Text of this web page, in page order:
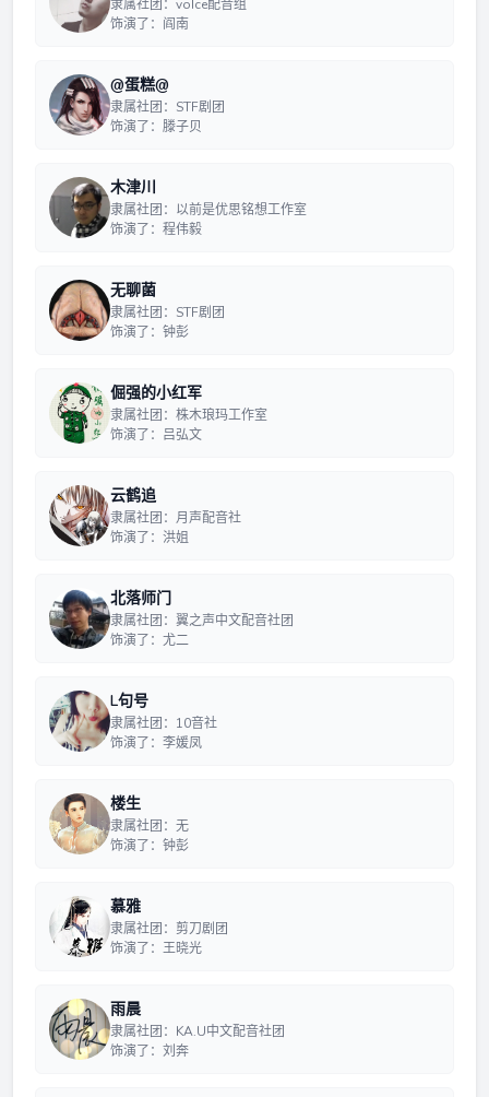
隶属社团：voIce配音组
饰演了：阎南
@蛋糕@
隶属社团：STF剧团
饰演了：滕子贝
木津川
隶属社团：以前是优思铭想工作室
饰演了：程伟毅
无聊菌
隶属社团：STF剧团
饰演了：钟彭
倔强的小红军
隶属社团：株木琅玛工作室
饰演了：吕弘文
云鹤追
隶属社团：月声配音社
饰演了：洪姐
北落师门
隶属社团：翼之声中文配音社团
饰演了：尤二
L句号
隶属社团：10音社
饰演了：李媛凤
楼生
隶属社团：无
饰演了：钟彭
慕雅
隶属社团：剪刀剧团
饰演了：王晓光
雨晨
隶属社团：KA.U中文配音社团
饰演了：刘奔